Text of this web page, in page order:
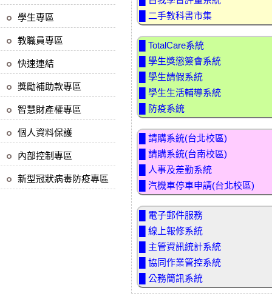
學生專區
教職員專區
快速連結
獎勵補助款專區
智慧財產權專區
個人資料保護
內部控制專區
新型冠狀病毒防疫專區
█ 二手教科書市集
█ TotalCare系統
█ 學生獎懲簽會系統
█ 學生請假系統
█ 學生生活輔導系統
█ 防疫系統
█ 請購系統(台北校區)
█ 請購系統(台南校區)
█ 人事及差勤系統
█ 汽機車停車申請(台北校區)
█ 電子郵件服務
█ 線上報修系統
█ 主管資訊統計系統
█ 協同作業管控系統
█ 公務簡訊系統